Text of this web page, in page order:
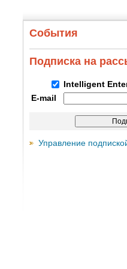
События
Подписка на
Intelligent
E-mail
Управление